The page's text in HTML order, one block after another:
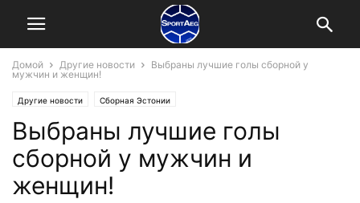
Домой Другие новости
Выбраны лучшие голы сборной у
мужчин и женщин!
Другие новости Сборная Эстонии
Выбраны лучшие голы
сборной у мужчин и
женщин!